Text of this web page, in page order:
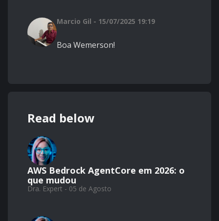
Marcio Gil - 15/07/2025 19:19
Boa Wemerson!
Read below
AWS Bedrock AgentCore em 2026: o
que mudou
Dra. Expert - 05 de Agosto